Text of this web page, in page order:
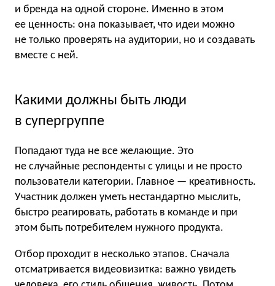
и бренда на одной стороне. Именно в этом
ее ценность: она показывает, что идеи можно
не только проверять на аудитории, но и создавать
вместе с ней.
Какими должны быть люди
в супергруппе
Попадают туда не все желающие. Это
не случайные респонденты с улицы и не просто
пользователи категории. Главное — креативность.
Участник должен уметь нестандартно мыслить,
быстро реагировать, работать в команде и при
этом быть потребителем нужного продукта.
Отбор проходит в несколько этапов. Сначала
отсматривается видеовизитка: важно увидеть